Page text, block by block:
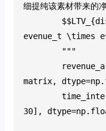
细提纯该素材带来的
evenue_t \times
"""
matrix,
30],